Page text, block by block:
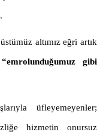
altımız eğri artık
“emrolunduğumuz gibi
üfleyemeyenler;
hizmetin onursuz